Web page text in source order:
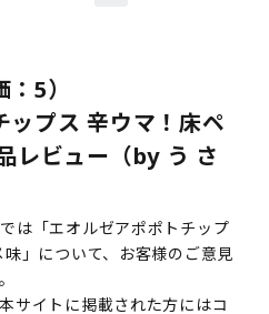
5）
ップス 辛ウマ！床ペ
レビュー（by う さ
は「エオルゼアポポトチップ
」について、お客様のご意見
サイトに掲載された方にはコ